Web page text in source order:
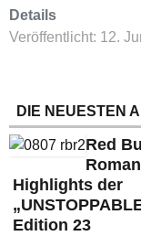
Details
Veröffentlicht: 12.
DIE NEUESTEN
Red
Highlights der
Edition 23